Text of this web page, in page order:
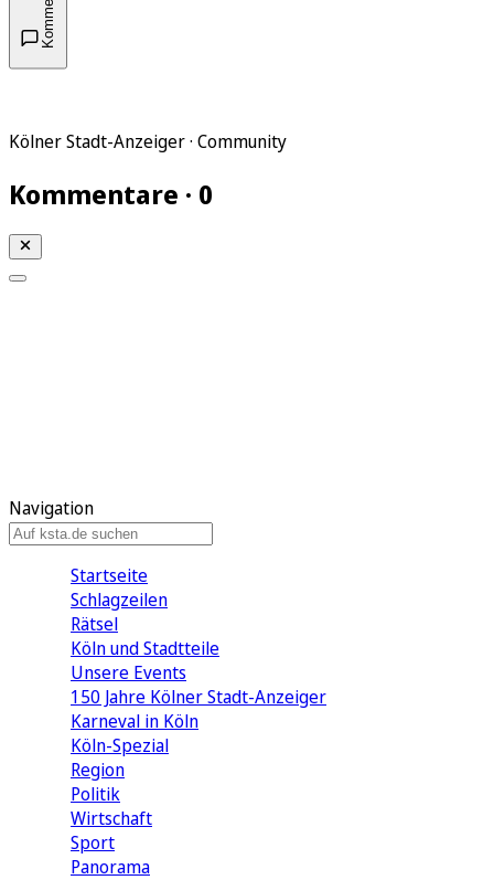
Kölner Stadt-Anzeiger · Community
Kommentare · 0
Navigation
Startseite
Schlagzeilen
Rätsel
Köln und Stadtteile
Unsere Events
150 Jahre Kölner Stadt-Anzeiger
Karneval in Köln
Köln-Spezial
Region
Politik
Wirtschaft
Sport
Panorama